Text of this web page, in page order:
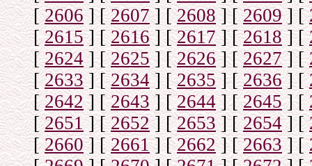
[2606] [2607] [2608] [2609] [
[2615] [2616] [2617] [2618] [
[2624] [2625] [2626] [2627] [
[2633] [2634] [2635 ] [2636] [
[2642] [2643] [2644] [2645] [
[2651] [2652] [2653] [2654] [
[2660] [2661] [2662] [2663] [